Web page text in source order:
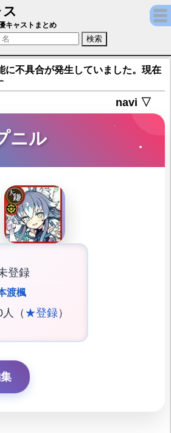
（声優：本渡楓)【ブレイブソ
キャストまとめ
に不具合が発生していました。現在
navi ▽
ニル
登録
渡楓
人（ ★登録）